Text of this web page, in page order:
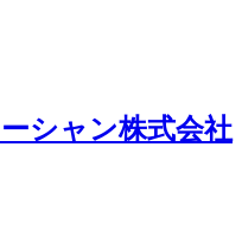
株式会社